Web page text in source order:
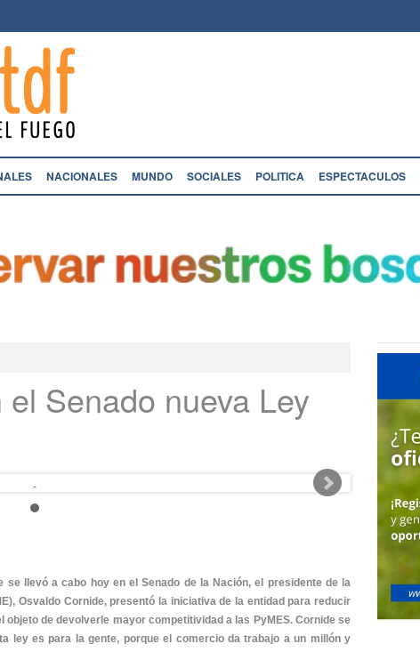
NACIONALES MUNDO SOCIALES POLITICA ESPECTACULOS
Senado nueva Ley
llevó a cabo hoy en el Senado de la Nación, el presidente de la
Osvaldo Cornide, presentó la iniciativa de la entidad para reducir
de devolverle mayor competitividad a las PyMES. Cornide se
ley es para la gente, porque el comercio da trabajo a un millón y